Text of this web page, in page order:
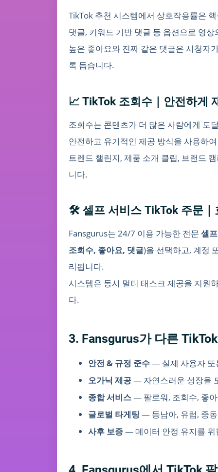
TikTok 추천 시스템에서 상호작용률은
댓글, 키워드 기반 댓글 등 옵션으로 영
높은 좋아요와 진짜 같은 댓글은 시청자
록 돕습니다.
📈 TikTok 조회수｜안전하게
조회수는 콘텐츠가 더 많은 사람에게 도
안전하고 유기적인 제공 방식을 사용하
트렌드 챌린지, 제품 소개 클립, 브랜드
니다.
🛠 셀프 서비스 TikTok 주문｜
Fansgurus는 24/7 이용 가능한 전문 셀
조회수, 좋아요, 댓글)을 선택하고, 계정
리됩니다.
시스템은 동시 멀티 태스크 제공을 지원
다.
3. Fansgurus가 다른
안전 & 규정 준수— 실제 사용자 또
오가닉 제공— 자연스러운 성장을
종합 서비스— 팔로워, 조회수, 좋
글로벌 타게팅 — 동남아, 유럽, 중
사후 보증— 데이터 안정 유지를